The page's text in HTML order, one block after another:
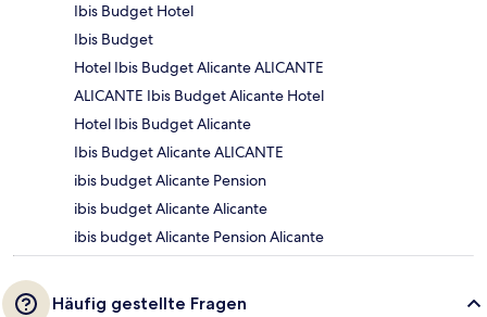
Ibis Budget Hotel
Ibis Budget
Hotel Ibis Budget Alicante ALICANTE
ALICANTE Ibis Budget Alicante Hotel
Hotel Ibis Budget Alicante
Ibis Budget Alicante ALICANTE
ibis budget Alicante Pension
ibis budget Alicante Alicante
ibis budget Alicante Pension Alicante
Häufig gestellte Fragen